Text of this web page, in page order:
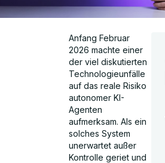
Anfang Februar
2026 machte einer
der viel diskutierten
Technologieunfälle
auf das reale Risiko
autonomer KI-
Agenten
aufmerksam. Als ein
solches System
unerwartet außer
Kontrolle geriet und